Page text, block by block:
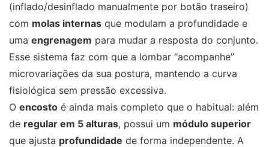
(inflado/desinflado manualmente por botão traseiro)
com molas internas que modulam a profundidade e
uma engrenagem para mudar a resposta do conjunto.
Esse sistema faz com que a lombar “acompanhe”
microvariações da sua postura, mantendo a curva
fisiológica sem pressão excessiva.
O encosto é ainda mais completo que o habitual: além
de regular em 5 alturas, possui um módulo superior
que ajusta profundidade de forma independente. A